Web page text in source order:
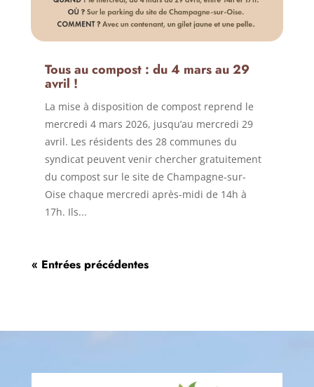
Tous au compost : du 4 mars au 29
avril !
La mise à disposition de compost reprend le
mercredi 4 mars 2026, jusqu’au mercredi 29
avril. Les résidents des 28 communes du
syndicat peuvent venir chercher gratuitement
du compost sur le site de Champagne-sur-
Oise chaque mercredi après-midi de 14h à
17h. Ils...
« Entrées précédentes